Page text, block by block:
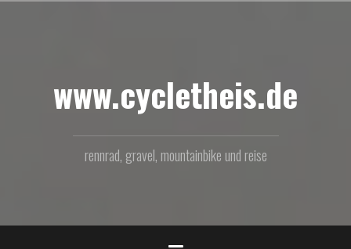
www.cycletheis.de
rennrad, gravel, mountainbike und reise